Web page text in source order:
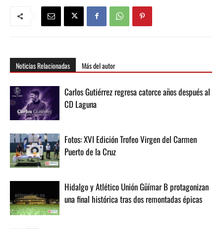
Noticias Relacionadas Más del autor
Carlos Gutiérrez regresa catorce años después al
CD Laguna
Fotos: XVI Edición Trofeo Virgen del Carmen
Puerto de la Cruz
Hidalgo y Atlético Unión Güímar B protagonizan
una final histórica tras dos remontadas épicas